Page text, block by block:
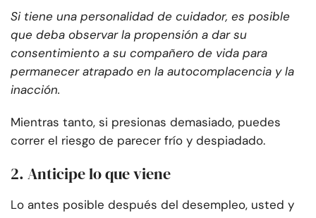
Si tiene una personalidad de cuidador, es posible
que deba observar la propensión a dar su
consentimiento a su compañero de vida para
permanecer atrapado en la autocomplacencia y la
inacción.
Mientras tanto, si presionas demasiado, puedes
correr el riesgo de parecer frío y despiadado.
2. Anticipe lo que viene
Lo antes posible después del desempleo, usted y